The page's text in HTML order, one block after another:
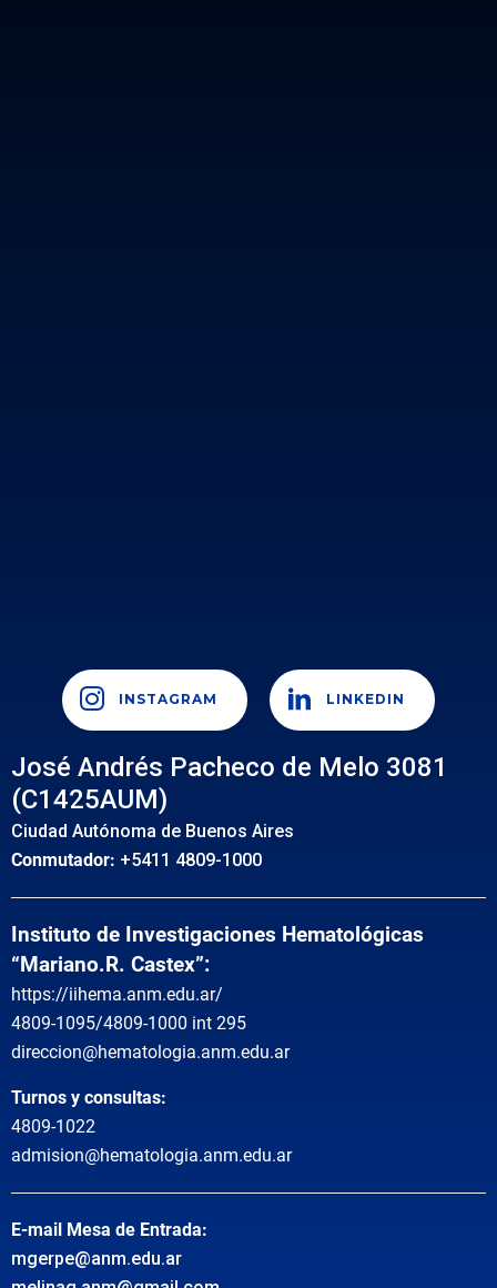
INSTAGRAM LINKEDIN
José Andrés Pacheco de Melo 3081
(C1425AUM)
Ciudad Autónoma de Buenos Aires
Conmutador: +5411 4809-1000
Instituto de Investigaciones Hematológicas
“Mariano.R. Castex”:
https://iihema.anm.edu.ar/
4809-1095/4809-1000 int 295
direccion@hematologia.anm.edu.ar
Turnos y consultas:
4809-1022
admision@hematologia.anm.edu.ar
E-mail Mesa de Entrada:
mgerpe@anm.edu.ar